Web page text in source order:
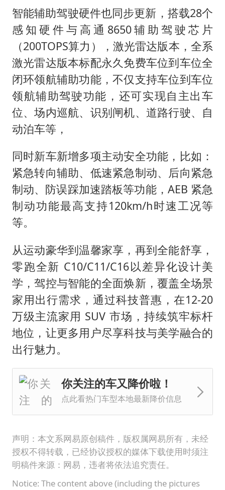
智能辅助驾驶硬件也同步更新，搭载28个
感知硬件与高通8650辅助驾驶芯片
（200TOPS算力），激光雷达版本，全系
激光雷达版本标配永久免费车位到车位全
闭环领航辅助功能，不仅支持车位到车位
领航辅助驾驶功能，还可实现自主出车
位、场内巡航、识别闸机、道路行驶、自
动泊车等，
同时新车新增多项主动安全功能，比如：
紧急转向辅助、低速紧急制动、后向紧急
制动、防误踩加速踏板等功能，AEB 紧急
制动功能最高支持120km/h时速工况等
等。
从运动豪华到温馨家享，再到全能舒享，
零跑全新 C10/C11/C16以差异化设计美
学，驾控与智能的全面焕新，覆盖全场景
家用出行需求，通过科技普惠，在12-20
万级主流家用 SUV 市场，持续筑牢标杆
地位，让更多用户尽享科技与美学融合的
出行魅力。
你关注的车又降价啦！
点此看热门车型本地最新降价信息
声明：本文系网易原创稿件，版权属网易所有，未经
授权不得转载，已经协议授权的媒体下载使用时须注
明稿件来源：网易，违者将依法追究责任。
Notice: The content above (including the pictures